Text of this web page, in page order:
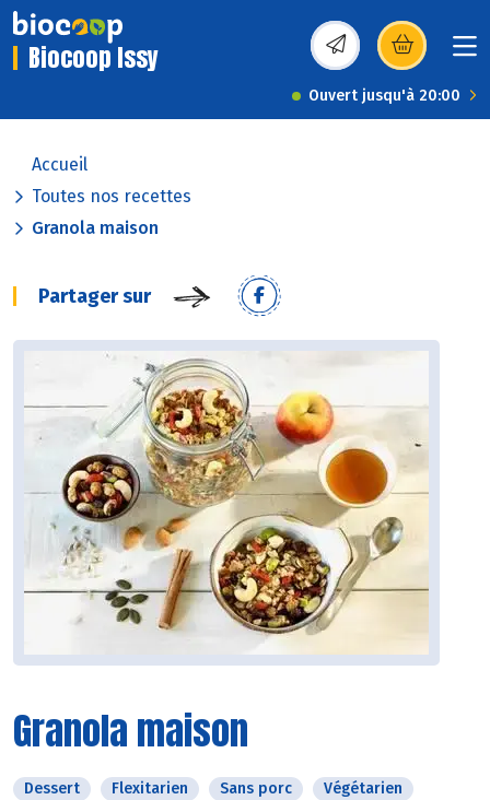
Biocoop Issy (s’ouvre dans une
Ouvert jusqu'à 20:00
Accueil
Toutes nos recettes
Granola maison
Partager sur
Granola maison
Dessert Flexitarien Sans porc
Végétarien